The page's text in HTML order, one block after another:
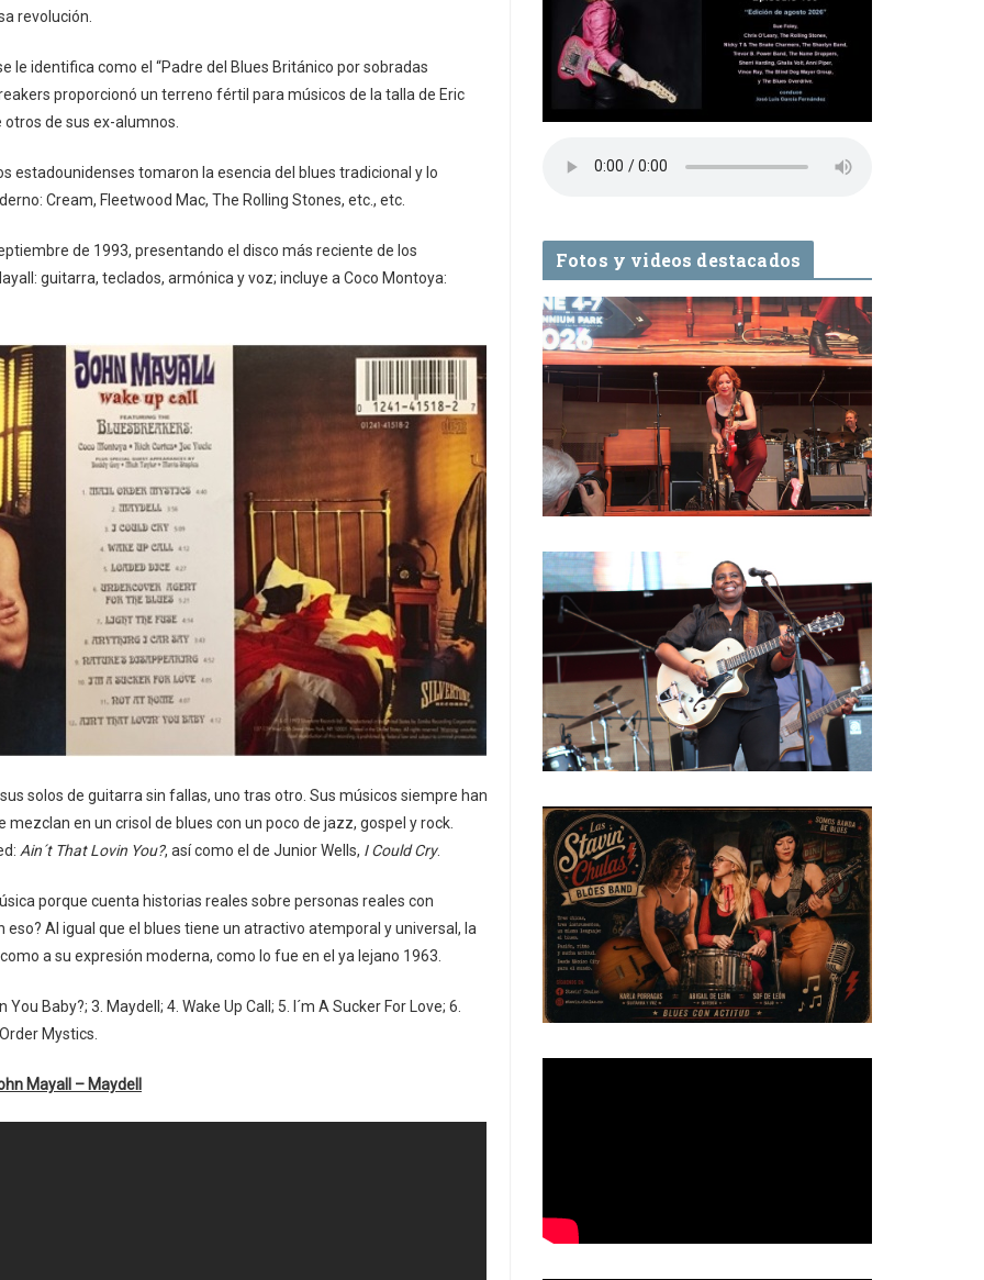
revolución.
le identifica como el “Padre del Blues Británico por sobradas
proporcionó un terreno fértil para músicos de la talla de Eric
de sus ex-alumnos.
estadounidenses tomaron la esencia del blues tradicional y lo
Cream, Fleetwood Mac, The Rolling Stones, etc., etc.
de 1993, presentando el disco más reciente de los
guitarra, teclados, armónica y voz; incluye a Coco Montoya:
solos de guitarra sin fallas, uno tras otro. Sus músicos siempre han
en un crisol de blues con un poco de jazz, gospel y rock.
Ain´t That Lovin You?, así como el de Junior Wells, I Could Cry.
porque cuenta historias reales sobre personas reales con
Al igual que el blues tiene un atractivo atemporal y universal, la
a su expresión moderna, como lo fue en el ya lejano 1963.
Baby?; 3. Maydell; 4. Wake Up Call; 5. I´m A Sucker For Love; 6.
Mystics.
Mayall – Maydell
Fotos y videos destacados